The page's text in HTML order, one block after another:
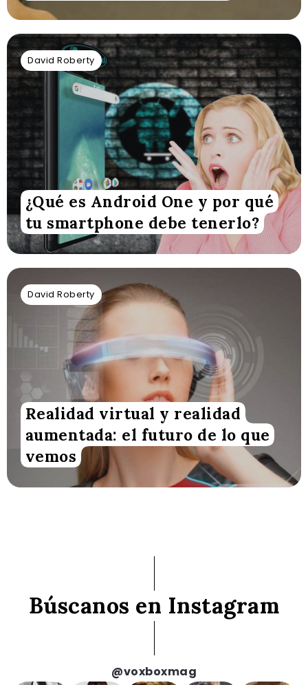
David Roberty
¿Qué es Android One y por qué
tu smartphone debe tenerlo?
David Roberty
Realidad virtual y realidad
aumentada: el futuro de lo que
vemos
Búscanos en Instagram
@voxboxmag